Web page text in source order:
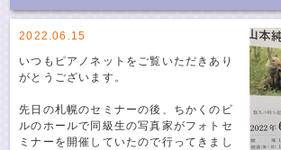
2022.06.15
いつもピアノネットをご覧いただきあり
がとうございます。
先日の札幌のセミナーの後、ちかくのビ
ルのホールで同級生の写真家がフォトセ
ミナーを開催していたので行ってきまし